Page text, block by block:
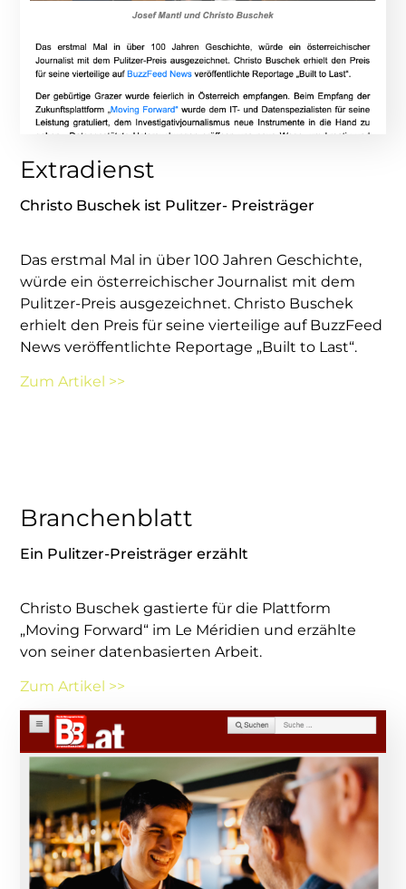
Extradienst
Christo Buschek ist Pulitzer- Preisträger
Das erstmal Mal in über 100 Jahren Geschichte,
würde ein österreichischer Journalist mit dem
Pulitzer-Preis ausgezeichnet. Christo Buschek
erhielt den Preis für seine vierteilige auf BuzzFeed
News veröffentlichte Reportage „Built to Last“.
Zum Artikel >>
Branchenblatt
Ein Pulitzer-Preisträger erzählt
Christo Buschek gastierte für die Plattform
„Moving Forward“ im Le Méridien und erzählte
von seiner datenbasierten Arbeit.
Zum Artikel >>